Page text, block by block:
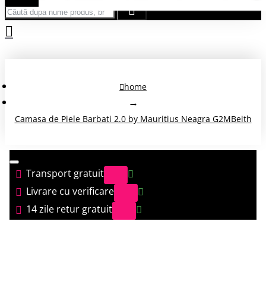
home
Camasa de Piele Barbati 2.0 by Mauritius Neagra G2MBeith
Transport gratuit
Livrare cu verificare
14 zile retur gratuit